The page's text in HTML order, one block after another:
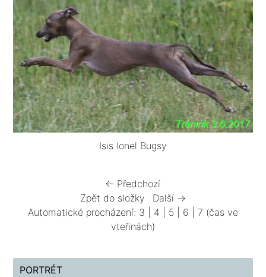
Isis Ionel Bugsy
← Předchozí
Zpět do složky
Další →
Automatické procházení: 3 4 5 6 7 (čas ve
vteřinách)
PORTRÉT